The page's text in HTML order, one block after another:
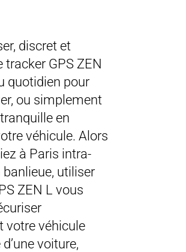
discret et
tracker GPS ZEN
quotidien pour
ou simplement
en
véhicule. Alors
à Paris intra-
utiliser
ZEN L vous
votre véhicule
d’une voiture,